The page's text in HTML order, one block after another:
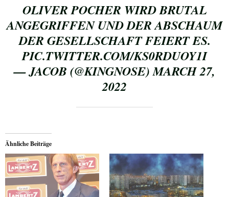
OLIVER POCHER WIRD BRUTAL
ANGEGRIFFEN UND DER ABSCHAUM
DER GESELLSCHAFT FEIERT ES.
PIC.TWITTER.COM/KS0RDUOY1I
— JACOB (@KINGNOSE)MARCH 27,
2022
Ähnliche Beiträge